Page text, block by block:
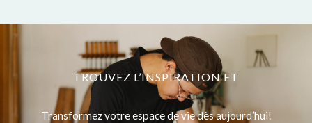
TROUVEZ L’INSPIRATION ET
Transformez votre espace de vie dès aujourd’hui!